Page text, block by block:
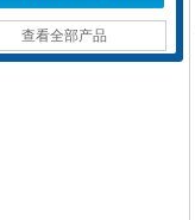
查看全部产品